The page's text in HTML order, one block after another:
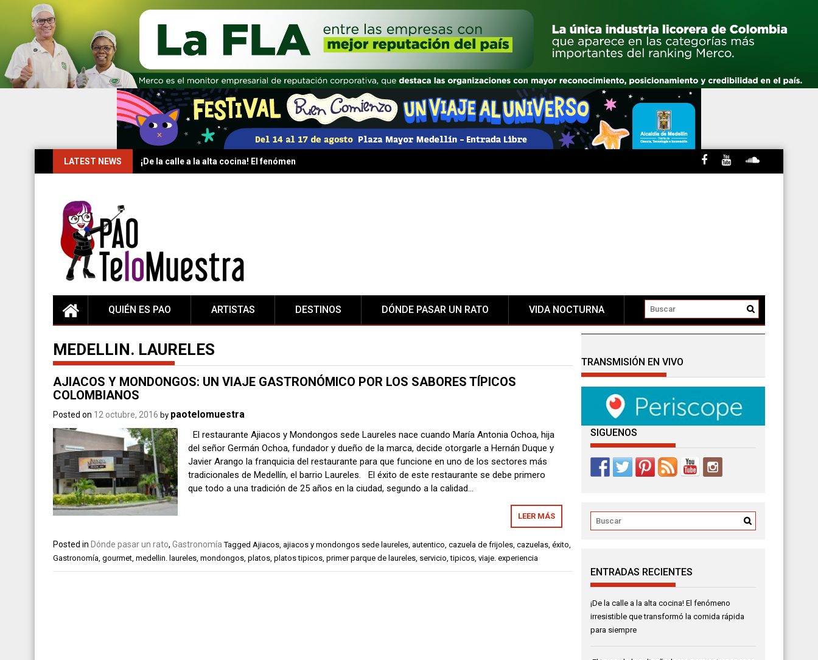
LATEST NEWS ¡De la calle a la alta cocina! El fenómeno irresistible que transformó la comida rápida para siempre
QUIÉN ES PAO ARTISTAS DESTINOS DÓNDE PASAR UN RATO VIDA NOCTURNA
MEDELLIN. LAURELES
AJIACOS Y MONDONGOS: UN VIAJE GASTRONÓMICO POR LOS SABORES TÍPICOS
COLOMBIANOS
Posted on 12 octubre, 2016 by paotelomuestra
El restaurante Ajiacos y Mondongos sede Laureles nace cuando María Antonia Ochoa, hija
del señor Germán Ochoa, fundador y dueño de la marca, decide otorgarle a Hernán Duque y
Javier Arango la franquicia del restaurante para que funcione en uno de los sectores más
tradicionales de Medellín, el barrio Laureles. El éxito de este restaurante se debe primero
que todo a una tradición de 25 años en la ciudad, segundo a la calidad…
LEER MÁS
Posted in Dónde pasar un rato, Gastronomía Tagged Ajiacos, ajiacos y mondongos sede laureles, autentico, cazuela de frijoles, cazuelas, éxito,
Gastronomía, gourmet, medellin. laureles, mondongos, platos, platos tipicos, primer parque de laureles, servicio,tipicos, viaje. experiencia
TRANSMISIÓN EN VIVO
SIGUENOS
ENTRADAS RECIENTES
¡De la calle a la alta cocina! El fenómeno
irresistible que transformó la comida rápida
para siempre